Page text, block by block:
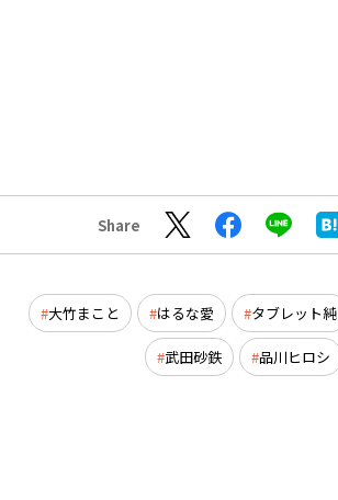
Share
大竹まこと はるな愛 タブレット純
武田砂鉄 品川ヒロシ